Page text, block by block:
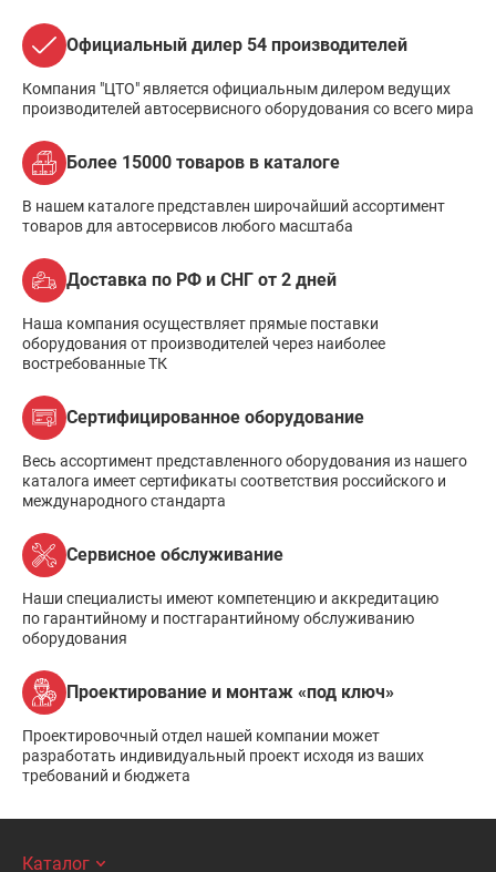
Официальный дилер 54 производителей
Компания "ЦТО" является официальным дилером ведущих
производителей автосервисного оборудования со всего мира
Более 15000 товаров в каталоге
В нашем каталоге представлен широчайший ассортимент
товаров для автосервисов любого масштаба
Доставка по РФ и СНГ от 2 дней
Наша компания осуществляет прямые поставки
оборудования от производителей через наиболее
востребованные ТК
Сертифицированное оборудование
Весь ассортимент представленного оборудования из нашего
каталога имеет сертификаты соответствия российского и
международного стандарта
Сервисное обслуживание
Наши специалисты имеют компетенцию и аккредитацию
по гарантийному и постгарантийному обслуживанию
оборудования
Проектирование и монтаж «под ключ»
Проектировочный отдел нашей компании может
разработать индивидуальный проект исходя из ваших
требований и бюджета
Каталог